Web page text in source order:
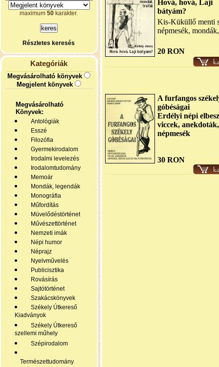
maximum50 karakter.
Részletes keresés
Kategóriák
Megvásárolható könyvek
Megjelent könyvek
Megvásárolható
Könyvek:
Antológiák
Esszé
Filozófia
Gyermekirodalom
Irodalmi levelezés
Irodalomtudomány
Memoár
Mondák, legendák
Monográfia
Műfordítás
Müvelődéstörténet
Művészettörténet
Nemzeti imák
Népi humor
Néprajz
Nyelvművelés
Publicisztika
Rovásírás
Sajtótörténet
Szakácskönyvek
Székely Útkereső
Kiadványok
Székely Útkereső
szellemi műhely
Szépirodalom
Természettudomány
Hová, hová, Laji
bátyám?
Kis-Küküllő menti
népmesék,
20 RON
A furfangos
góbéságai
Erdélyi népi
viccek, anekdoták,
népmesék
30 RON